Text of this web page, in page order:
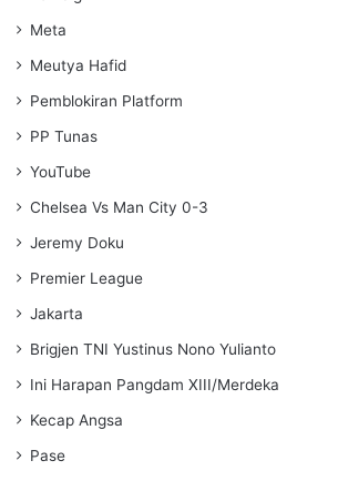
Meta
Meutya Hafid
Pemblokiran Platform
PP Tunas
YouTube
Chelsea Vs Man City 0-3
Jeremy Doku
Premier League
Jakarta
Brigjen TNI Yustinus Nono Yulianto
Ini Harapan Pangdam XIII/Merdeka
Kecap Angsa
Pase